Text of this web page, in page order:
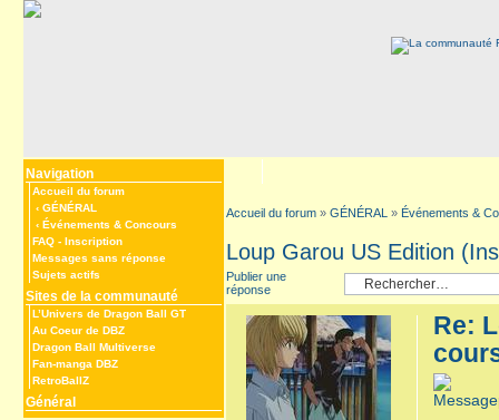
Navigation
Accueil du forum
‹ GÉNÉRAL
‹ Événements & Concours
FAQ - Inscription
Messages sans réponse
Sujets actifs
Sites de la communauté
L’Univers de Dragon Ball GT
Au Coeur de DBZ
Dragon Ball Multiverse
Fan-manga DBZ
RetroBallZ
Général
Accueil du forum » GÉNÉRAL » Événements &
Loup Garou US Edition
Publier une
réponse
Re: